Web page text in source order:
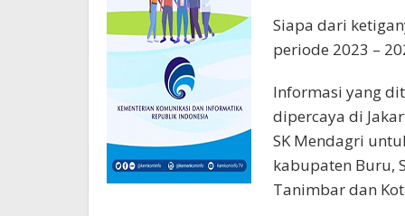
Siapa dari
periode 2023 –
Informasi yang
dipercaya di
SK Mendagri
kabupaten Buru,
Tanimbar dan